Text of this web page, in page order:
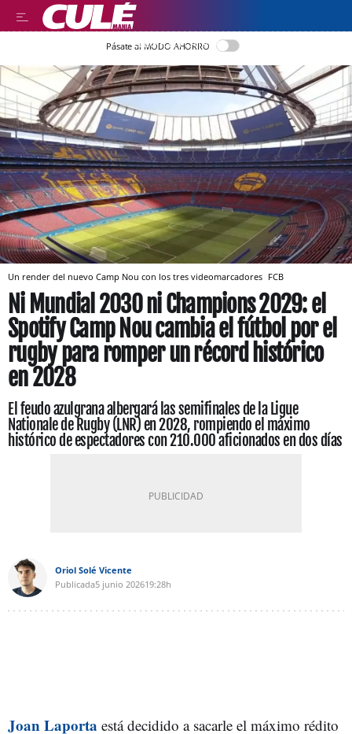
LLEGIR EN CATALÀ
Pásate al MODO AHORRO
Un render del nuevo Camp Nou con los tres videomarcadores FCB
Ni Mundial 2030 ni Champions 2029: el
Spotify Camp Nou cambia el fútbol por el
rugby para romper un récord histórico
en 2028
El feudo azulgrana albergará las semifinales de la Ligue
Nationale de Rugby (LNR) en 2028, rompiendo el máximo
histórico de espectadores con 210.000 aficionados en dos días
Oriol Solé Vicente
Publicada5 junio 202619:28h
Joan Laporta está decidido a sacarle el máximo rédito